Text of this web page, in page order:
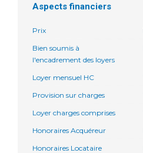
Aspects financiers
Prix
Bien soumis à
l'encadrement des loyers
Loyer mensuel HC
Provision sur charges
Loyer charges comprises
Honoraires Acquéreur
Honoraires Locataire